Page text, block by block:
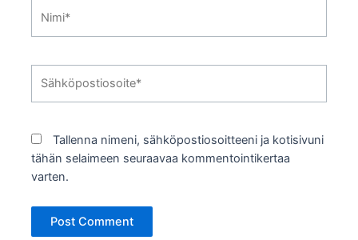
Tallenna nimeni, sähköpostiosoitteeni ja kotisivuni
tähän selaimeen seuraavaa kommentointikertaa
varten.